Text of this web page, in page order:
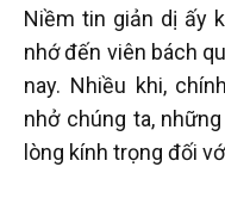
Niềm tin giản dị ấy
nhớ đến viên bách
nay. Nhiều khi,
nhở chúng ta,
lòng kính trọng đối